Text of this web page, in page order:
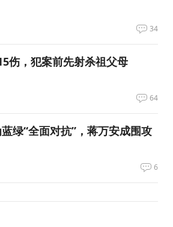
34
伤，犯案前先射杀祖父母
64
绿“全面对抗”，蒋万安成围攻
6